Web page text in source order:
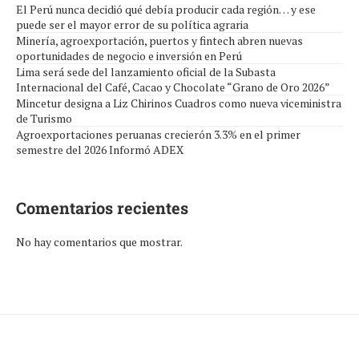
El Perú nunca decidió qué debía producir cada región… y ese
puede ser el mayor error de su política agraria
Minería, agroexportación, puertos y fintech abren nuevas
oportunidades de negocio e inversión en Perú
Lima será sede del lanzamiento oficial de la Subasta
Internacional del Café, Cacao y Chocolate “Grano de Oro 2026”
Mincetur designa a Liz Chirinos Cuadros como nueva viceministra
de Turismo
Agroexportaciones peruanas crecierón 3.3% en el primer
semestre del 2026 Informó ADEX
Comentarios recientes
No hay comentarios que mostrar.